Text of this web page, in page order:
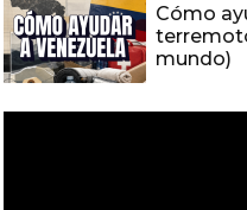
Cómo
mundo)